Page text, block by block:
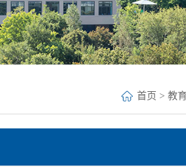
首页 > 教